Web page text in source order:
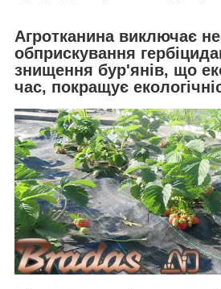
Агротканина виключає
обприскування
знищення бур'янів, що
час, покращує